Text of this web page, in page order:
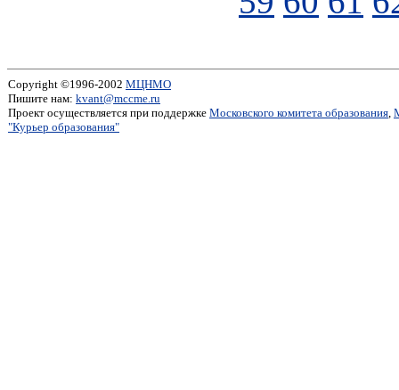
Copyright ©1996-2002 МЦНМО
Пишите нам: kvant@mccme.ru
Проект осуществляется при поддержке Московского комитета образования,
"Курьер образования"